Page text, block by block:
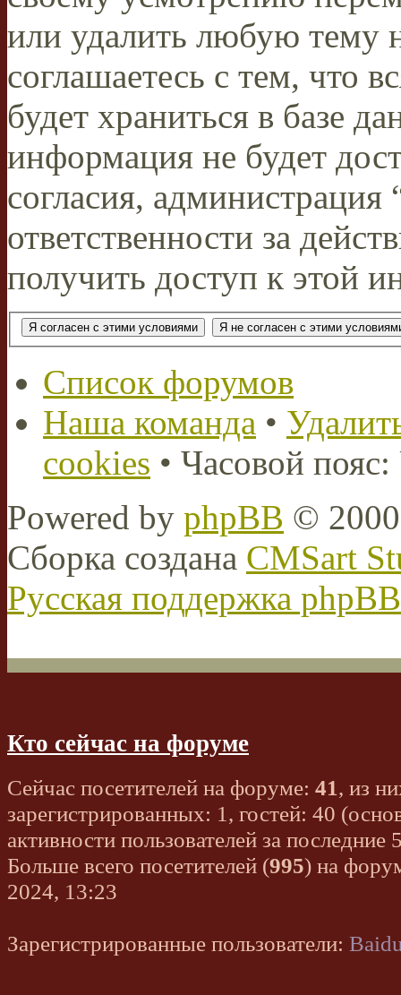
или удалить любую тему
соглашаетесь с тем, что
будет храниться в базе
информация не будет
согласия,
ответственности за
получить доступ к этой
Список форумов
Наша команда •
cookies • Часовой
Powered by phpBB ©
Сборка создана CMSart
Русская поддержка phpBB
Кто сейчас на форуме
Сейчас посетителей на форуме: 41, из
зарегистрированных: 1, гостей: 40
активности пользователей за последние
Больше всего посетителей (995) на
2024, 13:23
Зарегистрированные пользователи: